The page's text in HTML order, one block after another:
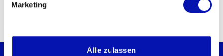
Marketing
Alle zulassen